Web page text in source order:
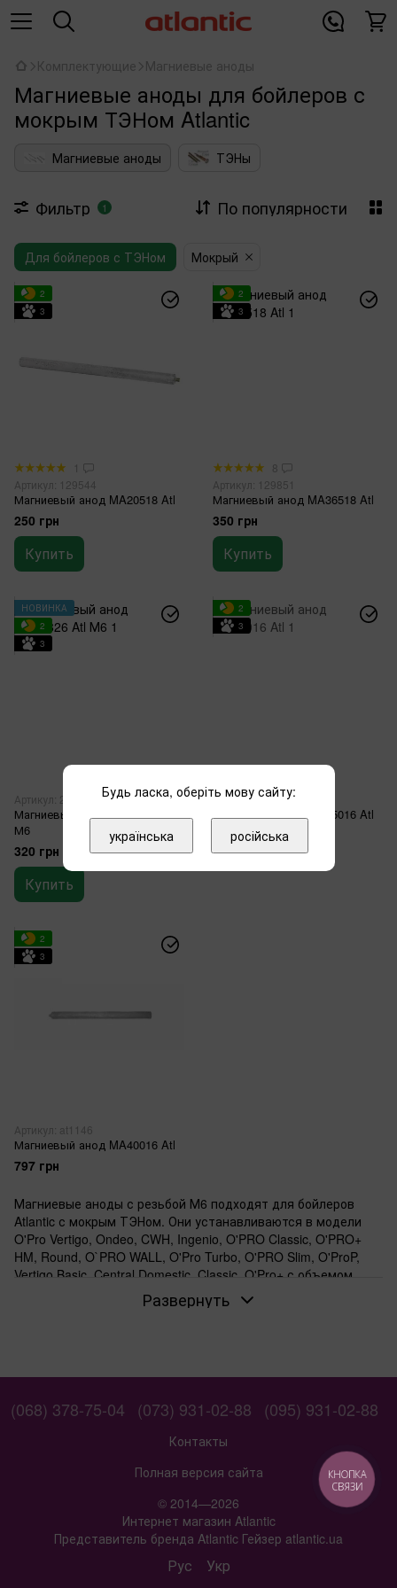
Комплектующие Магниевые аноды
Магниевые аноды для бойлеров с
мокрым ТЭНом Atlantic
Магниевые аноды ТЭНы
Фильтр 1 По популярности
Для бойлеров с ТЭНом Мокрый
2
3
1
Артикул: 129544
Магниевый анод MA20518 Atl
250 грн
Купить
2
3
8
Артикул: 129851
Магниевый анод MA36518 Atl
350 грн
Купить
НОВИНКА
2
3
Артикул: 298511
Магниевый анод MA17826 Atl
М6
320 грн
Купить
2
3
Артикул: at1145
Магниевый анод MA25016 Atl
465 грн
2
3
Артикул: at1146
Магниевый анод MA40016 Atl
797 грн
Магниевые аноды с резьбой М6 подходят для бойлеров
Atlantic с мокрым ТЭНом. Они устанавливаются в модели
O'Pro Vertigo, Ondeo, CWH, Ingenio, O'PRO Classic, O'PRO+
HM, Round, O`PRO WALL, O'Pro Turbo, O'PRO Slim, O'ProP,
Vertigo Basic, Central Domestic, Classic, O'Pro+ с объемом
бака от 30 до 50 л, от 30 до 150 л или от 80 до 150 л.
Ingenio или O'Pro Vertigo. Если бойлер из этой линейки с
Ondeo анод вкручивается напрямую в фланец, без
дополнительных переходников.
Если у вас резьба М6: сумісність анода
Резьба М6 — стандарт для многих компактных бойлеров
Atlantic с мокрым ТЭНом. Перед покупкой снимите старый
анод и измерьте диаметр резьбы. Если диаметр 6 мм, этот
анод встанет без проблем. Для бойлеров с резьбой М8
Развернуть
(068) 378-75-04 (073) 931-02-88 (095) 931-02-88
Контакты
Полная версия сайта
© 2014—2026
Интернет магазин Atlantic
Представитель бренда Atlantic Гейзер atlantic.ua
Рус Укр
КНОПКА
СВЯЗИ
Будь ласка, оберіть мову сайту:
українська російська